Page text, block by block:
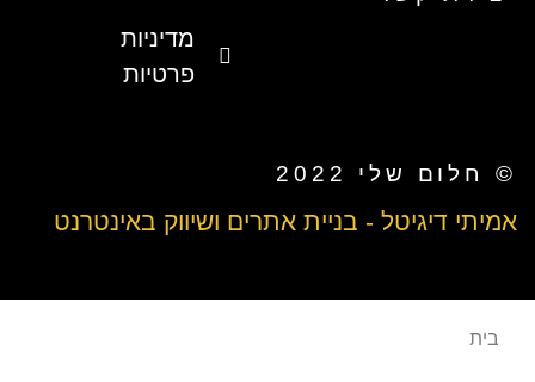
מדיניות
פרטיות
© חלום שלי 2022
אמיתי דיגיטל - בניית אתרים ושיווק באינטרנט
בית